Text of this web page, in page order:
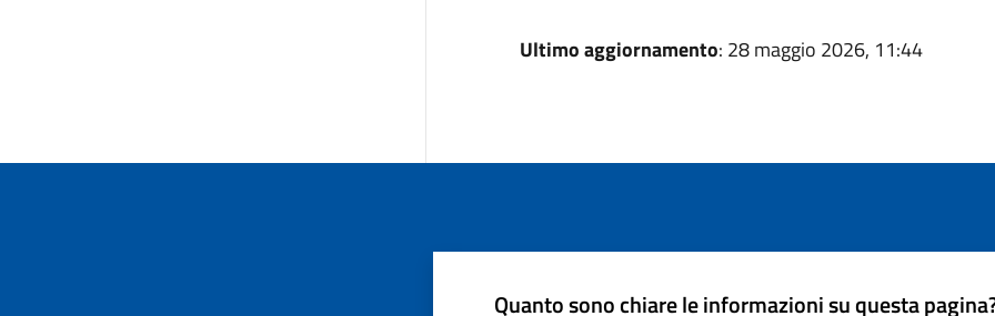
Ultimo aggiornamento: 28 maggio 2026, 11:44
Quanto sono chiare le informazioni su questa